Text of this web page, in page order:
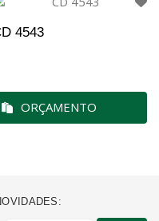
4543
ORÇAMENTO